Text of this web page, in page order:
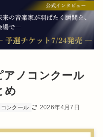
アノコンクール
め
ンクール 2026年4月7日